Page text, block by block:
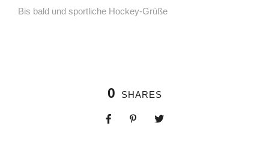
Bis bald und sportliche Hockey-Grüße
0 SHARES